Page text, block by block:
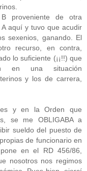
proveniente de otra
aquí y tuvo que acudir
sexenios, ganando. El
recurso, en contra,
lo suficiente (¡¡!!) que
en una situación
y los de carrera,
y en la Orden que
se me OBLIGABA a
sueldo del puesto de
de funcionario en
en el RD 456/86,
nosotros nos regimos